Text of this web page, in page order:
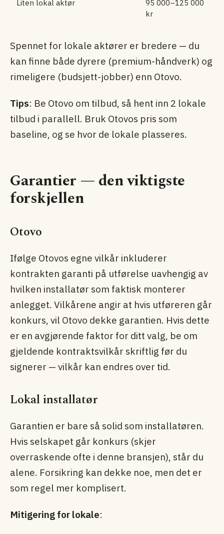
Liten lokal aktør
95 000–125 000
kr
Spennet for lokale aktører er bredere — du
kan finne både dyrere (premium-håndverk) og
rimeligere (budsjett-jobber) enn Otovo.
Tips: Be Otovo om tilbud, så hent inn 2 lokale
tilbud i parallell. Bruk Otovos pris som
baseline, og se hvor de lokale plasseres.
Garantier — den viktigste
forskjellen
Otovo
Ifølge Otovos egne vilkår inkluderer
kontrakten garanti på utførelse uavhengig av
hvilken installatør som faktisk monterer
anlegget. Vilkårene angir at hvis utføreren går
konkurs, vil Otovo dekke garantien. Hvis dette
er en avgjørende faktor for ditt valg, be om
gjeldende kontraktsvilkår skriftlig før du
signerer — vilkår kan endres over tid.
Lokal installatør
Garantien er bare så solid som installatøren.
Hvis selskapet går konkurs (skjer
overraskende ofte i denne bransjen), står du
alene. Forsikring kan dekke noe, men det er
som regel mer komplisert.
Mitigering for lokale: